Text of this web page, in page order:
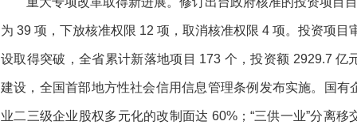
为 39 项，下放核准权限 12 项，取消核准权限 4 项。投资项
设取得突破，全省累计新落地项目 173 个，投资额 2929.7 亿
建设，全国首部地方性社会信用信息管理条例发布实施。国
业二三级企业股权多元化的改制面达 60%；“三供一业”分离